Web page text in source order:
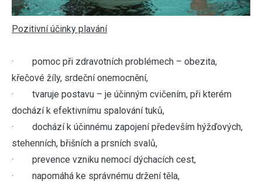
Pozitivní účinky plavání
· pomoc při zdravotních problémech – obezita,
křečové žíly, srdeční onemocnění,
· tvaruje postavu – je účinným cvičením, při kterém
dochází k efektivnímu spalování tuků,
· dochází k účinnému zapojení především hýžďových,
stehenních, břišních a prsních svalů,
· prevence vzniku nemocí dýchacích cest,
· napomáhá ke správnému držení těla,